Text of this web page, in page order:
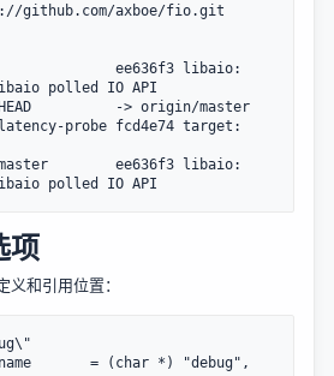
github.com/axboe/fio.git
ee636f3 libaio:
polled IO API
项
义和引用位置：